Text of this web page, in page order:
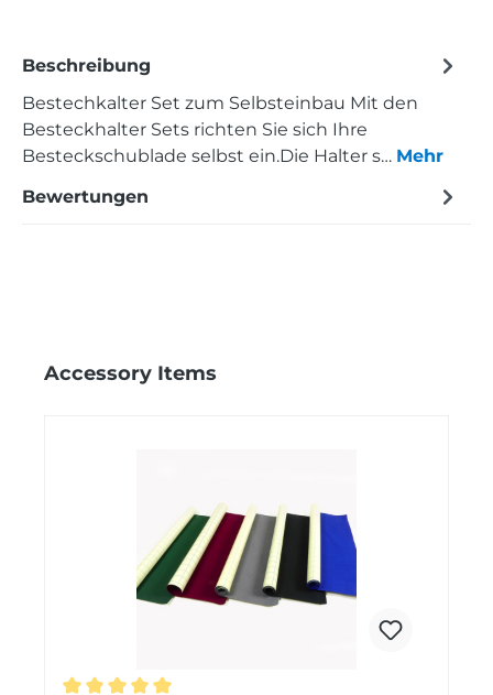
Beschreibung
Bestechkalter Set zum Selbsteinbau Mit den
Besteckhalter Sets richten Sie sich Ihre
Besteckschublade selbst ein.Die Halter s… Mehr
Bewertungen
Produktgalerie überspringen
Accessory Items